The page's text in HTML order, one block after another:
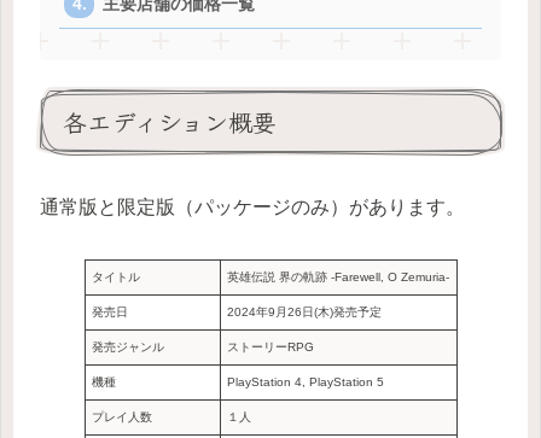
主要店舗の価格一覧
各エディション概要
通常版と限定版（パッケージのみ）があります。
タイトル 英雄伝説 界の軌跡 -Farewell, O Zemuria-
発売日 2024年9月26日(木)発売予定
発売ジャンル ストーリーRPG
機種 PlayStation 4, PlayStation 5
プレイ人数 １人